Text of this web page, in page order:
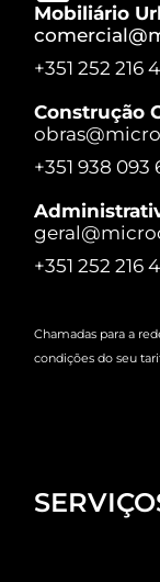
Mobiliário
+351 252 216
Construção
+351 938 093
+351 252 216
Chamadas para a
condições do seu